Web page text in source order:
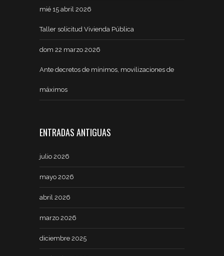
mié 15 abril 2026
Taller solicitud Vivienda Pública
dom 22 marzo 2026
Ante decretos de mínimos, movilizaciones de
máximos
ENTRADAS ANTIGUAS
julio 2026
mayo 2026
abril 2026
marzo 2026
diciembre 2025